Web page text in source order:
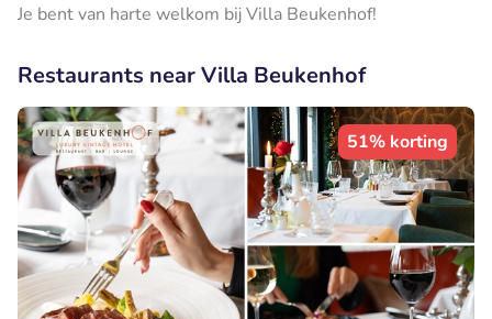
Je bent van harte welkom bij Villa Beukenhof!
Restaurants near Villa Beukenhof
51% korting